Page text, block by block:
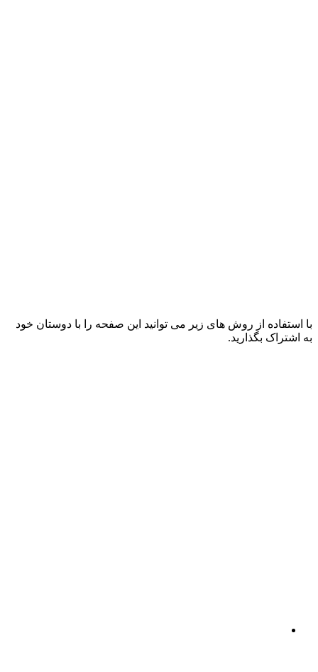
با استفاده از روش های زیر می توانید این صفحه را با دوستان خود
به اشتراک بگذارید.